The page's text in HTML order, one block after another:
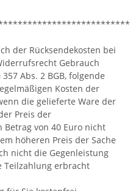
der Rücksendekosten bei
Gebrauch
Abs. 2 BGB, folgende
Kosten der
die gelieferte Ware der
Preis der
Betrag von 40 Euro nicht
höheren Preis der Sache
nicht die Gegenleistung
Teilzahlung erbracht